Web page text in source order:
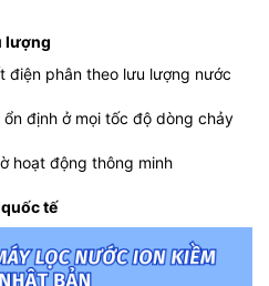
lượng
điện phân theo lưu lượng nước
định ở mọi tốc độ dòng chảy
hoạt động thông minh
tế